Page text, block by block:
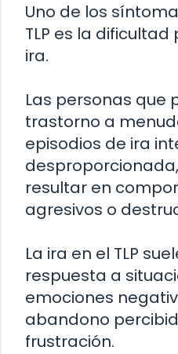
Uno de los
TLP es la
ira.
Las personas que
trastorno a
episodios de ira
resultar en
agresivos o
La ira en el TLP
respuesta a
emociones
abandono
frustración.